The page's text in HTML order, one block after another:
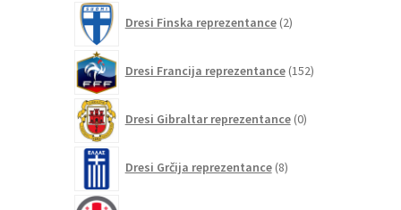
Dresi Finska reprezentance 2izdelka
Dresi Francija reprezentance 152izdelkov
Dresi Gibraltar reprezentance 0izdelkov
Dresi Grčija reprezentance 8izdelkov